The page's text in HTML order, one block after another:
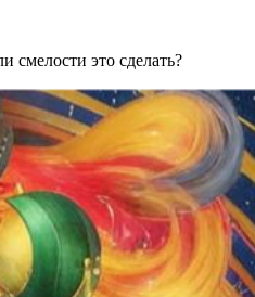
смелости это сделать?